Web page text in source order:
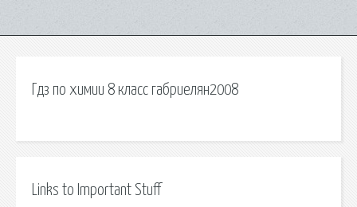
Гдз по химии 8 класс габриелян2008
Links to Important Stuff